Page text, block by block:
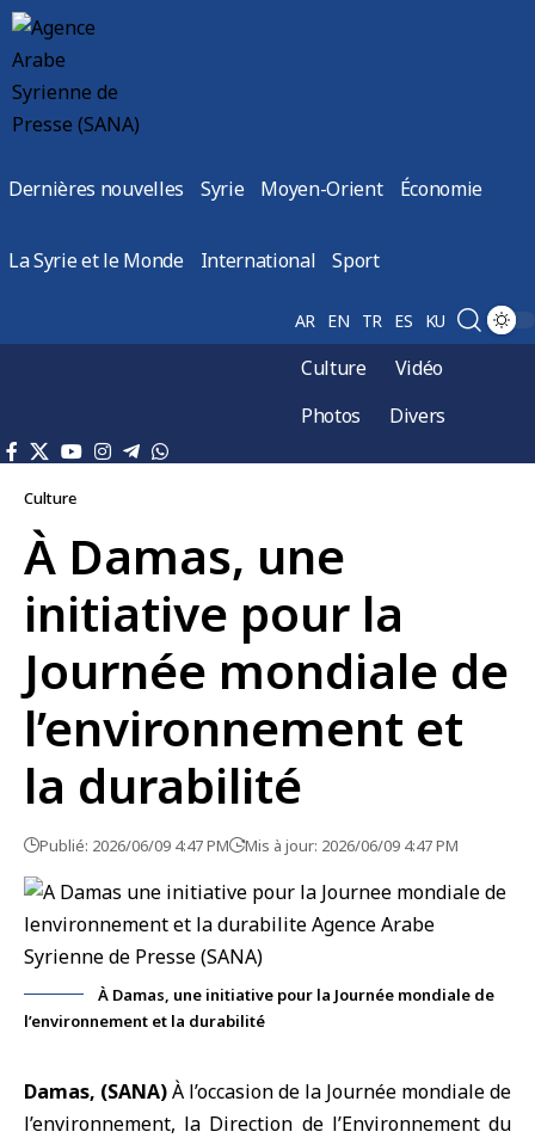
Dernières nouvelles Syrie Moyen-Orient Économie
La Syrie et le Monde International Sport
AR EN TR ES KU
Culture
Vidéo
Photos
Divers
Culture
À Damas, une
initiative pour la
Journée mondiale de
l’environnement et
la durabilité
Publié: 2026/06/09 4:47 PM Mis à jour: 2026/06/09 4:47 PM
À Damas, une initiative pour la Journée mondiale de
l’environnement et la durabilité
Damas, (SANA)À l’occasion de la Journée mondiale de
l’environnement, la Direction de l’Environnement du